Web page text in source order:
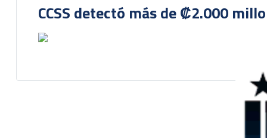
CCSS detectó más de ₡2.000